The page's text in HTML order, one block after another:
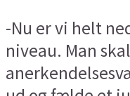
-Nu er vi helt
niveau. Man